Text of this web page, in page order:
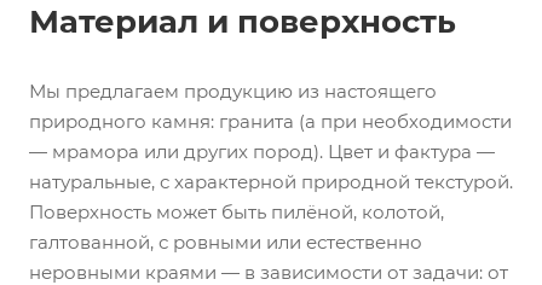
Материал и поверхность
Мы предлагаем продукцию из настоящего
природного камня: гранита (а при необходимости
— мрамора или других пород). Цвет и фактура —
натуральные, с характерной природной текстурой.
Поверхность может быть пилёной, колотой,
галтованной, с ровными или естественно
неровными краями — в зависимости от задачи: от